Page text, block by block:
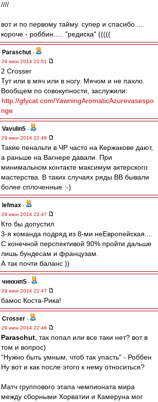
////
вот и по первому тайму. супер и спасибо.....
короче - роббин..... "редиска" (((((
Paraschut -
29 июн 2014 22:51
2 Crosser
Тут или в мяч или в ногу. Мячом и не пахло.
Вообщем по совокупности, заслужили:
http://gfycat.com/YawningAromaticAzurevasespo
nge
Vavulin5 -
29 июн 2014 22:49
Такие пенальти в ЧР часто на Кержакове дают,
а раньше на Вагнере давали. При
минимальном контакте максимум актерского
мастерства. В таких случаях ряды ВВ бывали
более сплоченные :-)
lefmax -
29 июн 2014 22:47
Кто бы допустил
3-я команда подряд из 8-ми неЕвропейская....
С конечной перспективой 90% пройти дальше
лишь бундесам и французам.
А так почти баланс ))
чннхнпS -
29 июн 2014 22:47
бамос Коста-Рика!
Crosser -
29 июн 2014 22:46
Paraschut , так попал или все таки нет? вот в
том и вопрос)
"Нужно быть умным, чтоб так упасть" - Роббен
Ну вот и как после этого к нему относиться?
Матч группового этапа чемпионата мира
между сборными Хорватии и Камеруна мог